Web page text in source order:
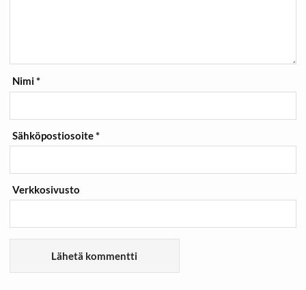
Nimi*
Sähköpostiosoite*
Verkkosivusto